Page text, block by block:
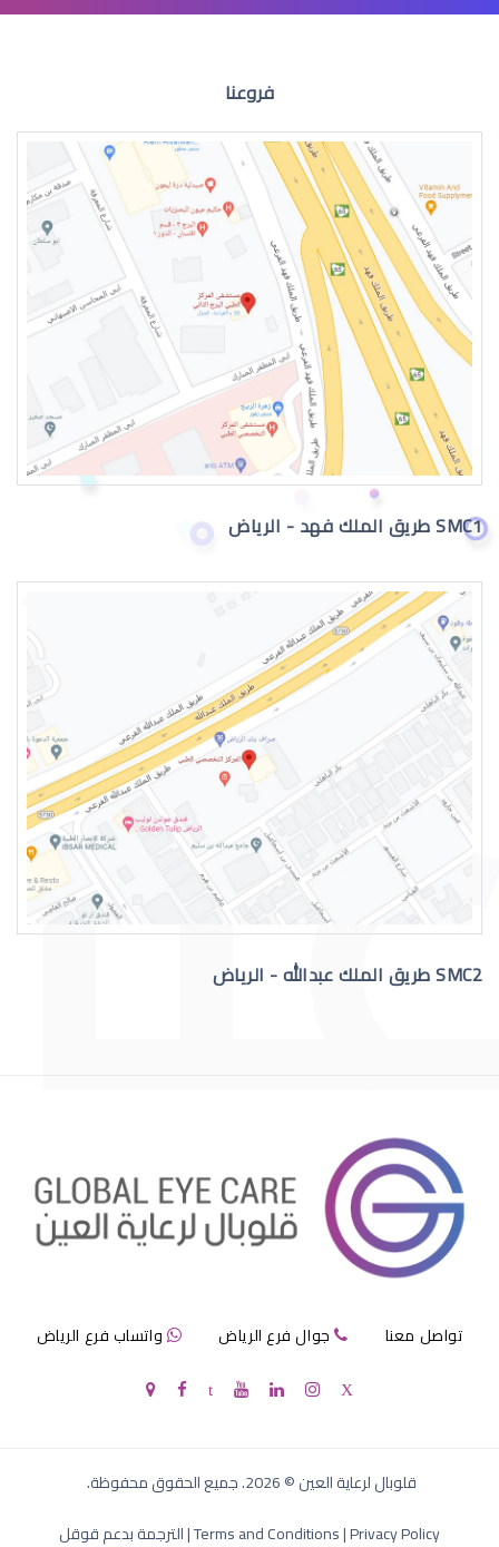
الماء الازرق للعين
اعراض الماء الازرق بالعين
اسباب الماء الازرق بالعين
علاج الماء الازرق بالعين
مرض الماء الازرق بالعين
فروعنا
SMC1 طريق الملك فهد - الرياض
SMC2 طريق الملك عبدالله - الرياض
تواصل معنا جوال فرع الرياض واتساب فرع الرياض
قلوبال لرعاية العين©
2026. جميع الحقوق محفوظة.
Terms and Conditions|Privacy Policy
|الترجمة بدعم قوقل